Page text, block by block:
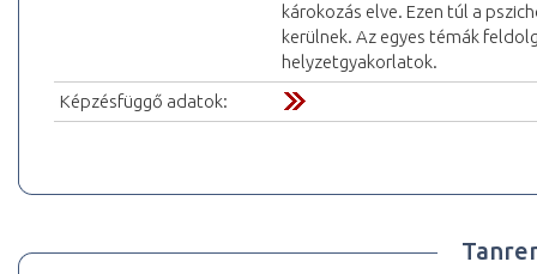
károkozás elve. Ezen túl a
kerülnek. Az egyes témák
helyzetgyakorlatok.
Képzésfüggő adatok: